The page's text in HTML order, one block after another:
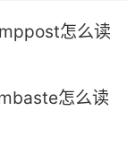
怎么读
怎么读